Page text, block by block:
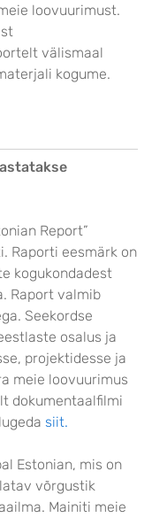
loovuurimust.
välismaal
kogume.
Report”
Raporti eesmärk on
kogukondadest
Raport valmib
Seekordse
osalus ja
projektidesse ja
meie loovuurimus
dokumentaalfilmi
siit.
Estonian, mis on
võrgustik
Mainiti meie